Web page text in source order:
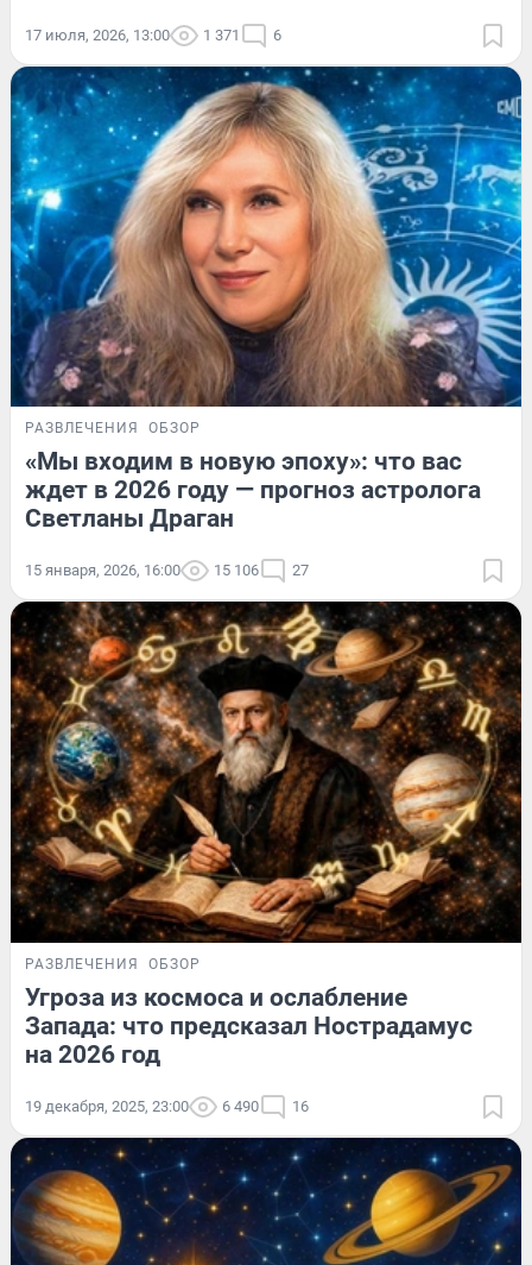
17 июля, 2026, 13:00 1 371 6
РАЗВЛЕЧЕНИЯ ОБЗОР
«Мы входим в новую эпоху»: что вас
ждет в 2026 году — прогноз астролога
Светланы Драган
15 января, 2026, 16:00 15 106 27
РАЗВЛЕЧЕНИЯ ОБЗОР
Угроза из космоса и ослабление
Запада: что предсказал Нострадамус
на 2026 год
19 декабря, 2025, 23:00 6 490 16